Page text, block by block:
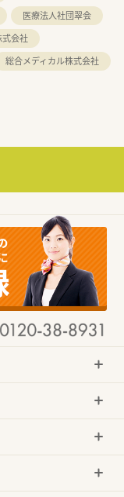
医療法人社団翠会
会社
総合メディカル株式会社